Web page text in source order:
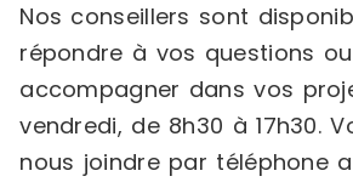
Nos conseillers sont
répondre à vos questions
accompagner dans vos
vendredi, de 8h30 à 17h30.
nous joindre par téléphone